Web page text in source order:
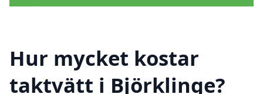
Hur mycket kostar
taktvätt i Björklinge?